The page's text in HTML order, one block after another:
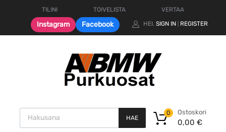
TILINI TOIVELISTA VERTAA
Instagram Facebook HEI. SIGN IN REGISTER
Products search
HAE
Ostoskori
0,00 €
0